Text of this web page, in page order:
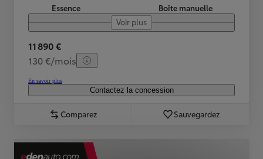
Essence
Boîte manuelle
Voir plus
11 890 €
130 €/mois
En savoir plus
Contactez la concession
Comparez Sauvegardez